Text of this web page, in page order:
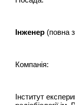
Інженер (повна
Компанія:
Інститут